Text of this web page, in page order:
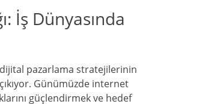
İş Dünyasında
pazarlama stratejilerinin
Günümüzde internet
güçlendirmek ve hedef